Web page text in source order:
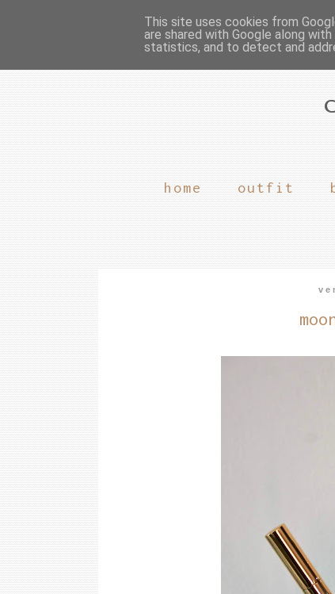
home outfit
This site uses cookies from
are shared with Google along
statistics, and to detect and